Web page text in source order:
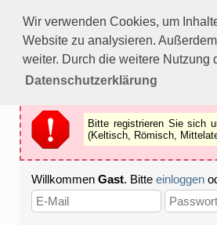
Wir verwenden Cookies, um
Website zu analysieren.
weiter. Durch die weitere Nutzung
Datenschutzerklärung
Bitte registrieren Sie sich um
Als Gast können Sie z.B.keine
Bitte registrieren Sie sich
(Keltisch, Römisch,
Willkommen Gast. Bitte einloggen